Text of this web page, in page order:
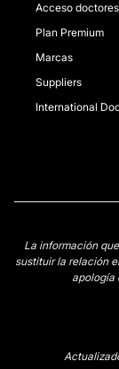
Acceso doctores
Plan Premium
Marcas
Suppliers
International
La información
sustituir la relación
apología